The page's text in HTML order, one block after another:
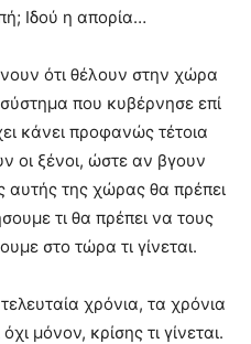
Ιδού η απορία…
ότι θέλουν στην χώρα
σύστημα που κυβέρνησε επί
κάνει προφανώς τέτοια
οι ξένοι, ώστε αν βγουν
αυτής της χώρας θα πρέπει
τι θα πρέπει να τους
στο τώρα τι γίνεται.
χρόνια, τα χρόνια
μόνον, κρίσης τι γίνεται.